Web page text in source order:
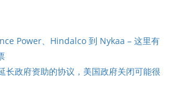
Power、Hindalco 到 Nykaa – 这里有
长政府资助的协议，美国政府关闭可能很